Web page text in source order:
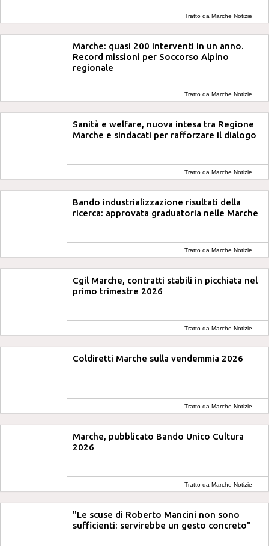
Tratto da Marche Notizie
Marche: quasi 200 interventi in un anno.
Record missioni per Soccorso Alpino
regionale
Tratto da Marche Notizie
Sanità e welfare, nuova intesa tra Regione
Marche e sindacati per rafforzare il dialogo
Tratto da Marche Notizie
Bando industrializzazione risultati della
ricerca: approvata graduatoria nelle Marche
Tratto da Marche Notizie
Cgil Marche, contratti stabili in picchiata nel
primo trimestre 2026
Tratto da Marche Notizie
Coldiretti Marche sulla vendemmia 2026
Tratto da Marche Notizie
Marche, pubblicato Bando Unico Cultura
2026
Tratto da Marche Notizie
"Le scuse di Roberto Mancini non sono
sufficienti: servirebbe un gesto concreto"